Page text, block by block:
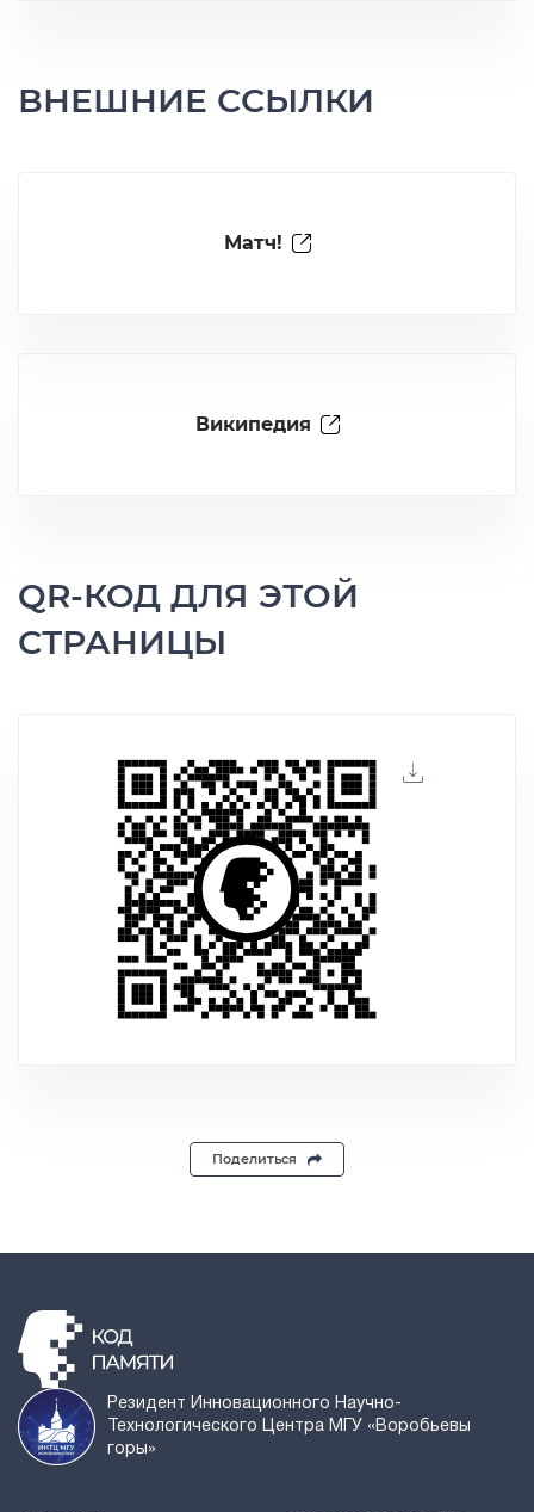
ВНЕШНИЕ ССЫЛКИ
Матч!
Википедия
QR-КОД ДЛЯ ЭТОЙ
СТРАНИЦЫ
Поделиться
Резидент Инновационного Научно-
Технологического Центра МГУ «Воробьевы
горы»